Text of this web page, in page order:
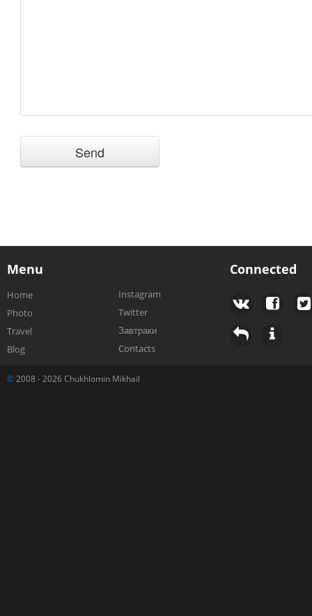
Menu
Home
Photo
Travel
Blog
Instagram
Twitter
Завтраки
Contacts
Connected
©2008 - 2026 Chukhlomin Mikhail